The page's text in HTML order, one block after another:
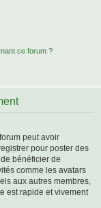
ce forum ?
peut avoir
pour poster des
bénéficier de
comme les avatars
aux autres membres,
est rapide et vivement